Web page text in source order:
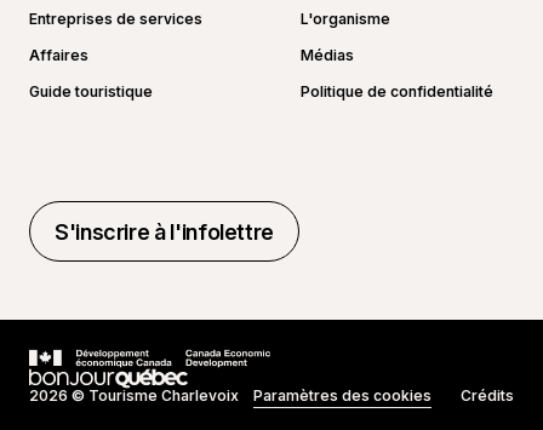
Entreprises de services
L'organisme
Affaires
Médias
Guide touristique
Politique de confidentialité
S'inscrire à l'infolettre
S'inscrire à l'infolettre
2026 © Tourisme Charlevoix Paramètres des cookies Crédits